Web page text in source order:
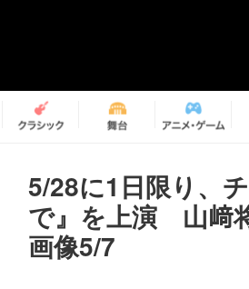
5/28に1日限り、
で』​を上演 山﨑
画像5/7